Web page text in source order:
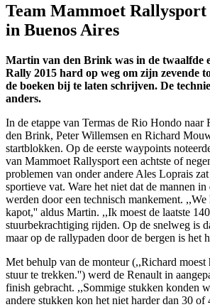
Team Mammoet
in Buenos Aires
Martin van den Brink was in de twaalfde
Rally 2015 hard op weg om zijn zevende
de boeken bij te laten schrijven. De
anders.
In de etappe van Termas de Rio Hondo naar
den Brink, Peter Willemsen en Richard
startblokken. Op de eerste waypoints
van Mammoet Rallysport een achtste of
problemen van onder andere Ales Loprais
sportieve vat. Ware het niet dat de mannen
werden door een technisch mankement. ,,We
kapot,'' aldus Martin. ,,Ik moest de laatste
stuurbekrachtiging rijden. Op de snelweg is
maar op de rallypaden door de bergen is het
Met behulp van de monteur (,,Richard moest
stuur te trekken.'') werd de Renault in
finish gebracht. ,,Sommige stukken konden
andere stukken kon het niet harder dan 30 of